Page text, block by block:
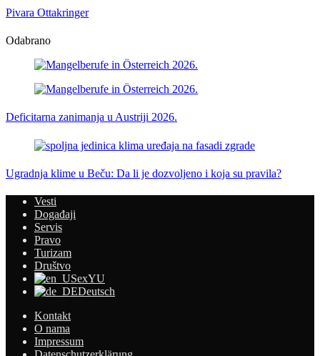
Pivara Ottakringer
Odabrano
Deficitarna zanimanja u Austriji 2026.
Ugradnja klime u Beču: Da li je dozvoljeno i koja su pravila?
Vesti
Događaji
Servis
Pravo
Turizam
Društvo
exYU
Deutsch
Kontakt
O nama
Impressum